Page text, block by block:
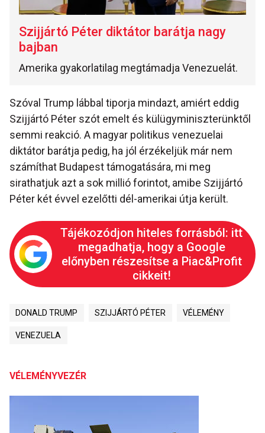
Szijjártó Péter diktátor barátja nagy
bajban
Amerika gyakorlatilag megtámadja Venezuelát.
Szóval Trump lábbal tiporja mindazt, amiért eddig
Szijjártó Péter szót emelt és külügyminiszterünktől
semmi reakció. A magyar politikus venezuelai
diktátor barátja pedig, ha jól érzékeljük már nem
számíthat Budapest támogatására, mi meg
sirathatjuk azt a sok millió forintot, amibe Szijjártó
Péter két évvel ezelőtti dél-amerikai útja került.
Tájékozódjon hiteles forrásból: itt
megadhatja, hogy a Google
előnyben részesítse a Piac&Profit
cikkeit!
DONALD TRUMP SZIJJÁRTÓ PÉTER VÉLEMÉNY
VENEZUELA
VÉLEMÉNYVEZÉR